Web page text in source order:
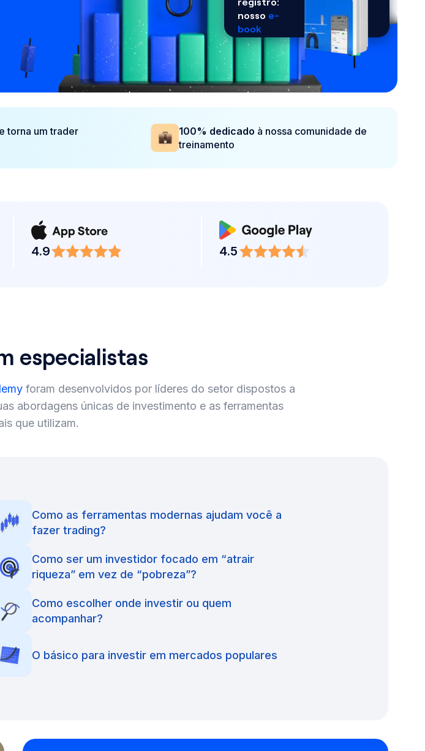
nosso e-
book
torna um trader
100% dedicado à nossa comunidade de
treinamento
4.9 4.5
especialistas
foram desenvolvidos por líderes do setor dispostos a
abordagens únicas de investimento e as ferramentas
que utilizam.
Como as ferramentas modernas ajudam você a
fazer trading?
Como ser um investidor focado em “atrair
riqueza” em vez de “pobreza”?
Como escolher onde investir ou quem
acompanhar?
O básico para investir em mercados populares